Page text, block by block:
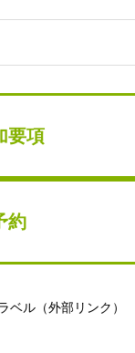
要項
約
ベル（外部リンク）